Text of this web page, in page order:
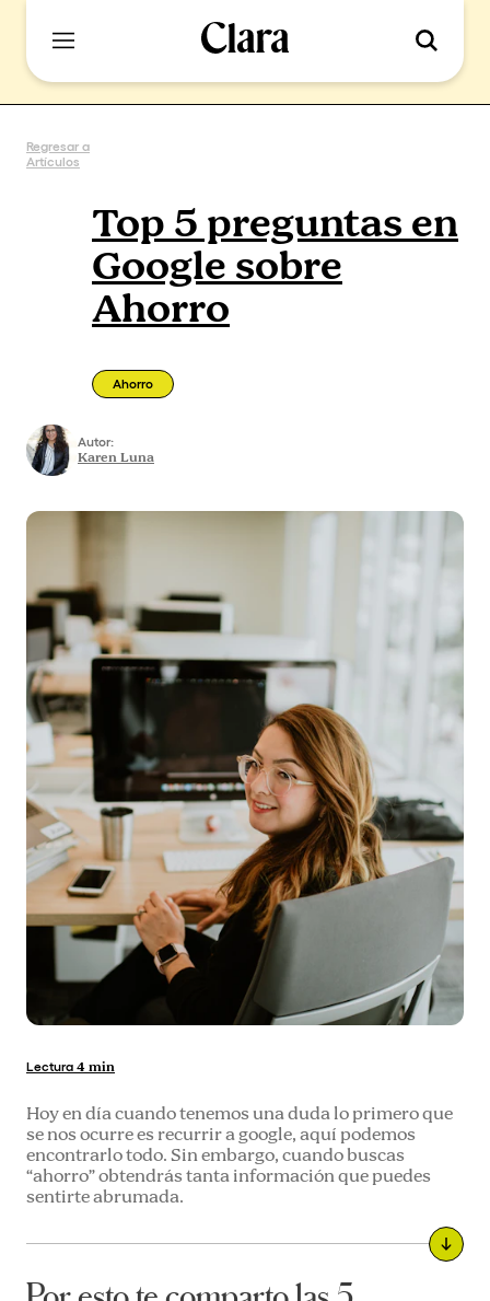
Regresar a
Artículos
Top 5 preguntas en
Google sobre
Ahorro
Ahorro
Autor:
Karen Luna
Lectura 4 min
Hoy en día cuando tenemos una duda lo primero que
se nos ocurre es recurrir a google, aquí podemos
encontrarlo todo. Sin embargo, cuando buscas
“ahorro” obtendrás tanta información que puedes
sentirte abrumada.